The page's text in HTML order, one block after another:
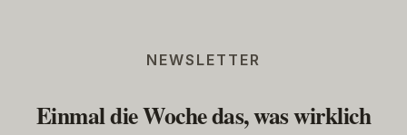
NEWSLETTER
Einmal die Woche das, was wirklich